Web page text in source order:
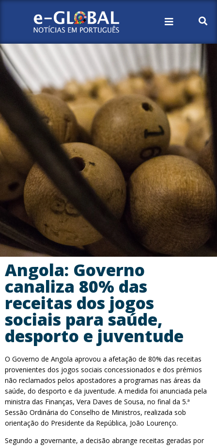
Angola: Governo
canaliza 80% das
receitas dos jogos
sociais para saúde,
desporto e juventude
O Governo de Angola aprovou a afetação de 80% das receitas
provenientes dos jogos sociais concessionados e dos prémios
não reclamados pelos apostadores a programas nas áreas da
saúde, do desporto e da juventude. A medida foi anunciada pela
ministra das Finanças, Vera Daves de Sousa, no final da 5.ª
Sessão Ordinária do Conselho de Ministros, realizada sob
orientação do Presidente da República, João Lourenço.
Segundo a governante, a decisão abrange receitas geradas por